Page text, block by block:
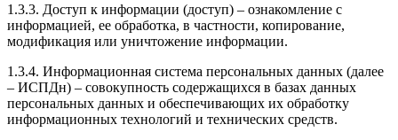
1.3.3. Доступ к информации (доступ) – ознакомление с
информацией, ее обработка, в частности, копирование,
модификация или уничтожение информации.
1.3.4. Информационная система персональных данных (далее
– ИСПДн) – совокупность содержащихся в базах данных
персональных данных и обеспечивающих их обработку
информационных технологий и технических средств.